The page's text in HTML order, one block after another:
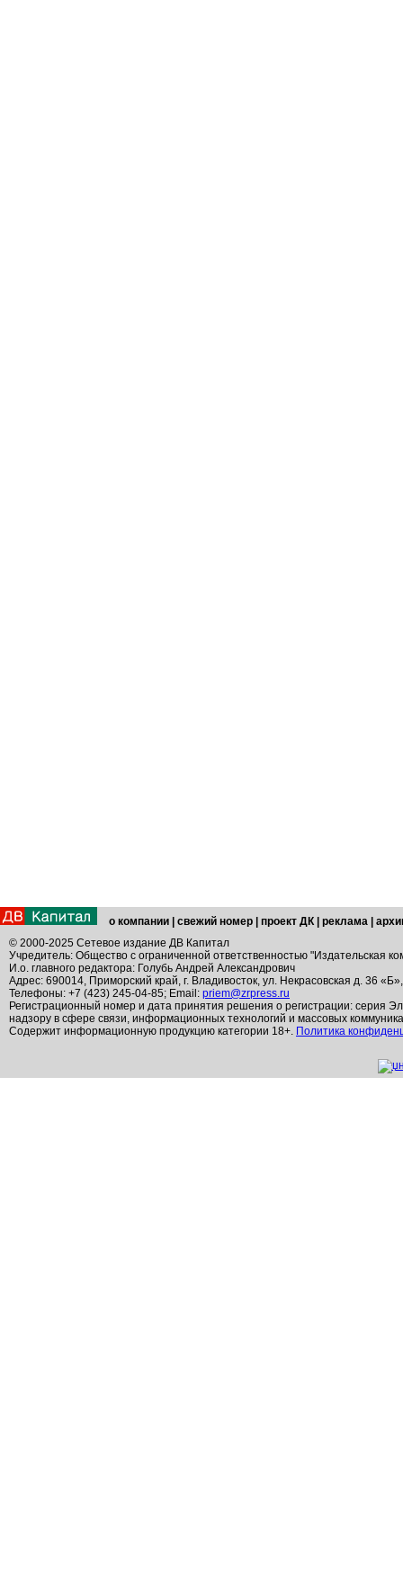
о компании свежий номер проект ДК реклама
© 2000-2025 Сетевое издание ДВ Капитал
Учредитель: Общество с ограниченной ответственностью "Издательская
И.о. главного редактора: Голубь Андрей Александрович
Адрес: 690014, Приморский край, г. Владивосток, ул. Некрасовская д. 36
Телефоны: +7 (423) 245-04-85; Email: priem@zrpress.ru
Регистрационный номер и дата принятия решения о регистрации: серия
надзору в сфере связи, информационных технологий и массовых
Содержит информационную продукцию категории 18+. Политика